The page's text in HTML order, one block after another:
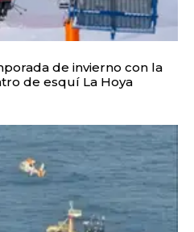
de invierno con la
de esquí La Hoya